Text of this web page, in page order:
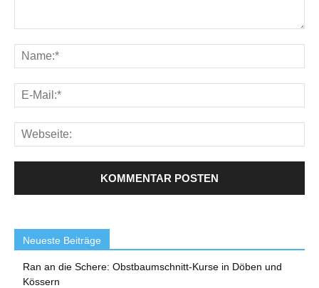
Neueste Beiträge
Ran an die Schere: Obstbaumschnitt-Kurse in Döben und
Kössern